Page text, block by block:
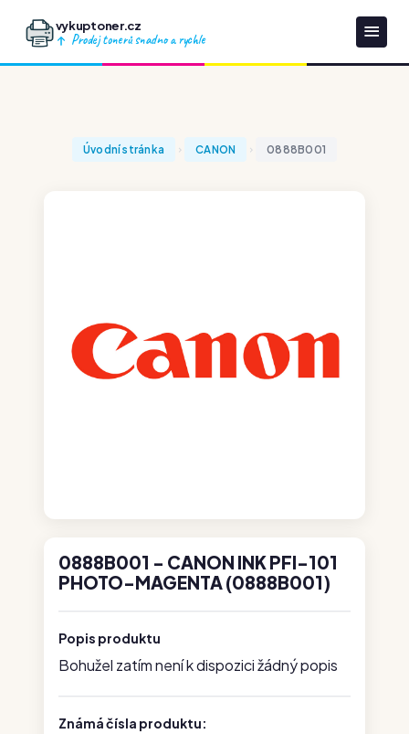
vykuptoner.cz
Prodej tonerů snadno a rychle
Úvodní stránka CANON 0888B001
0888B001 - CANON INK PFI-101
PHOTO-MAGENTA (0888B001)
Popis produktu
Bohužel zatím není k dispozici žádný popis
Známá čísla produktu: